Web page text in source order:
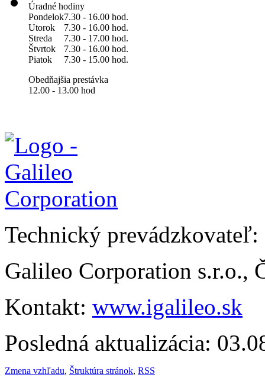
Úradné hodiny
Pondelok7.30 - 16.00 hod.
Utorok
7.30 - 16.00 hod.
Streda
7.30 - 17.00 hod.
Štvrtok
7.30 - 16.00 hod.
Piatok
7.30 - 15.00 hod.
Obedňajšia prestávka
12.00 - 13.00 hod
Technický prevádzkovateľ:
Galileo Corporation s.r.o.,
Kontakt: www.igalileo.sk
Posledná aktualizácia:
Zmena vzhľadu, Štruktúra stránok, RSS